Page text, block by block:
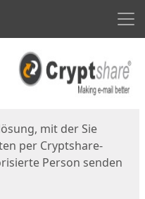
mit der Sie
per Cryptshare-
Person senden